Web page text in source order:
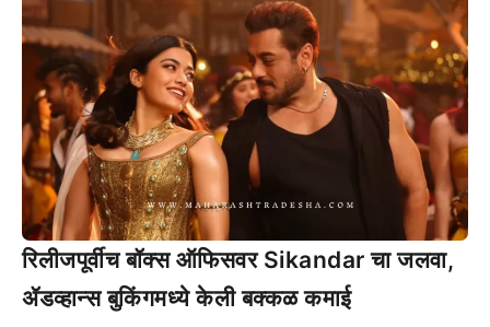
रिलीजपूर्वीच बॉक्स ऑफिसवर Sikandar चा जलवा,
ॲडव्हान्स बुकिंगमध्ये केली बक्कळ कमाई